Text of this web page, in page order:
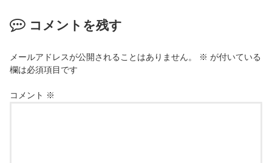
コメントを残す
メールアドレスが公開されることはありません。 ※ が付いている
欄は必須項目です
コメント ※